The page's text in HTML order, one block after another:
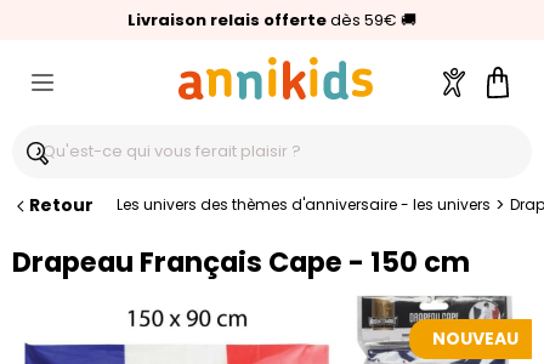
Livraison relais offertedès 59€ 🚚
🥇Palmarès Capital 2025 :Annikids N°1
⭐⭐⭐⭐⭐4,6/5(24 000 avis clients)
Compte
Retour Les univers des thèmes d'anniversaire - les univers >
Drapeau Français Cape - 150 cm
NOUVEAU